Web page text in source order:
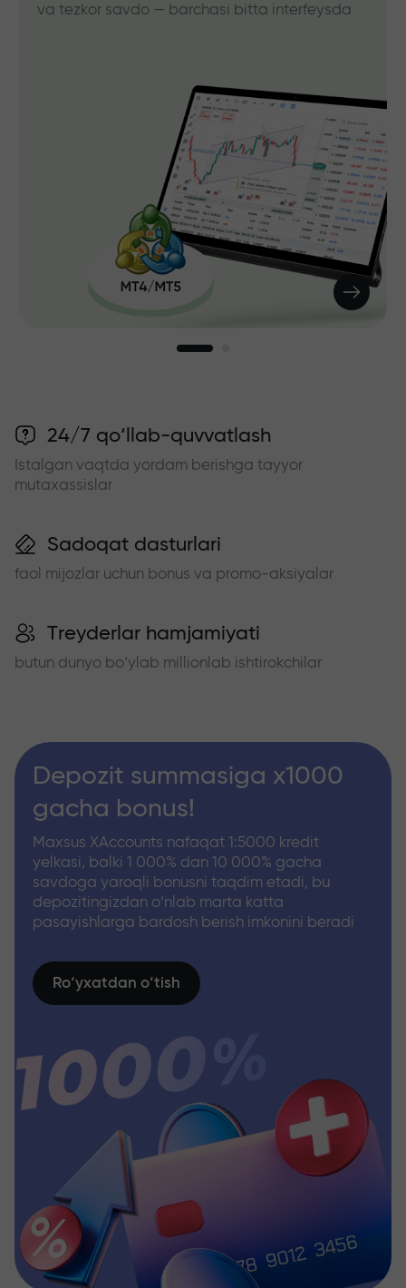
va tezkor savdo — barchasi bitta interfeysda
24/7 qo‘llab-quvvatlash
Istalgan vaqtda yordam berishga tayyor
mutaxassislar
Sadoqat dasturlari
faol mijozlar uchun bonus va promo-aksiyalar
Treyderlar hamjamiyati
butun dunyo bo‘ylab millionlab ishtirokchilar
Depozit summasiga x1000
gacha bonus!
Maxsus XAccounts nafaqat 1:5000 kredit
yelkasi, balki 1 000% dan 10 000% gacha
savdoga yaroqli bonusni taqdim etadi, bu
depozitingizdan o‘nlab marta katta
pasayishlarga bardosh berish imkonini beradi
Ro‘yxatdan o‘tish